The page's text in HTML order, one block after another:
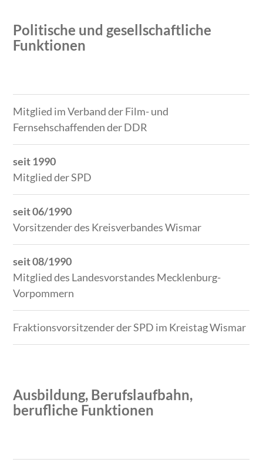
Politische und gesellschaftliche
Funktionen
Zeitraum
Tätigkeit
Mitglied im Verband der Film- und
Fernsehschaffenden der DDR
seit 1990
Mitglied der SPD
seit 06/1990
Vorsitzender des Kreisverbandes Wismar
seit 08/1990
Mitglied des Landesvorstandes Mecklenburg-
Vorpom­mern
Fraktionsvorsitzender der SPD im Kreistag Wismar
Ausbildung, Berufslaufbahn,
berufliche Funktionen
Zeitraum
Tätigkeit